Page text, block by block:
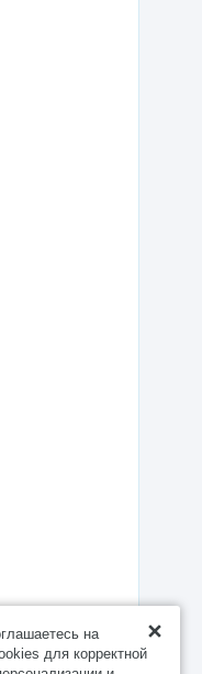
на
для корректной